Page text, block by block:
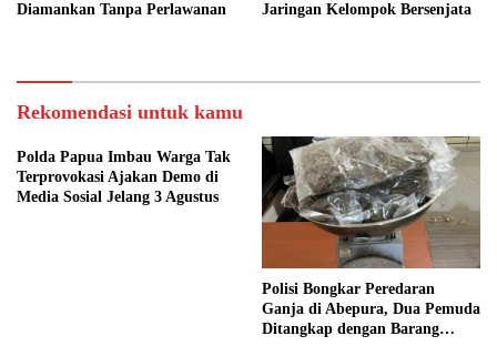
Diamankan Tanpa Perlawanan
Jaringan Kelompok Bersenjata
Rekomendasi untuk kamu
Polda Papua Imbau Warga Tak
Terprovokasi Ajakan Demo di
Media Sosial Jelang 3 Agustus
Polisi Bongkar Peredaran
Ganja di Abepura, Dua Pemuda
Ditangkap dengan Barang